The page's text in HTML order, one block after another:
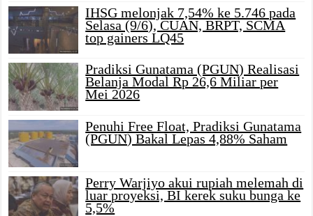
IHSG melonjak 7,54% ke 5.746 pada
Selasa (9/6), CUAN, BRPT, SCMA
top gainers LQ45
Pradiksi Gunatama (PGUN) Realisasi
Belanja Modal Rp 26,6 Miliar per
Mei 2026
Penuhi Free Float, Pradiksi Gunatama
(PGUN) Bakal Lepas 4,88% Saham
Perry Warjiyo akui rupiah melemah di
luar proyeksi, BI kerek suku bunga ke
5,5%